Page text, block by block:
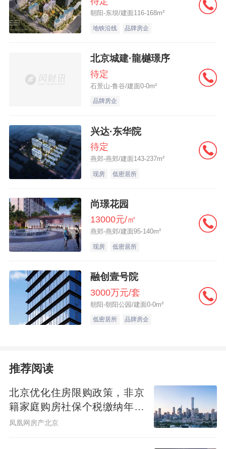
朝阳-东坝/建面116-168m²
地铁沿线 品牌房企
北京城建·龍樾璟序
待定
石景山-鲁谷/建面0-0m²
品牌房企
兴达·东华院
待定
燕郊-燕郊/建面143-237m²
现房 低密居所
尚璟花园
13000元/㎡
燕郊-燕郊/建面95-140m²
现房 低密居所
融创壹号院
3000万元/套
朝阳-朝阳公园/建面0-0m²
低密居所 品牌房企
推荐阅读
北京优化住房限购政策，非京
籍家庭购房社保个税缴纳年限
下调为一年
凤凰网房产北京